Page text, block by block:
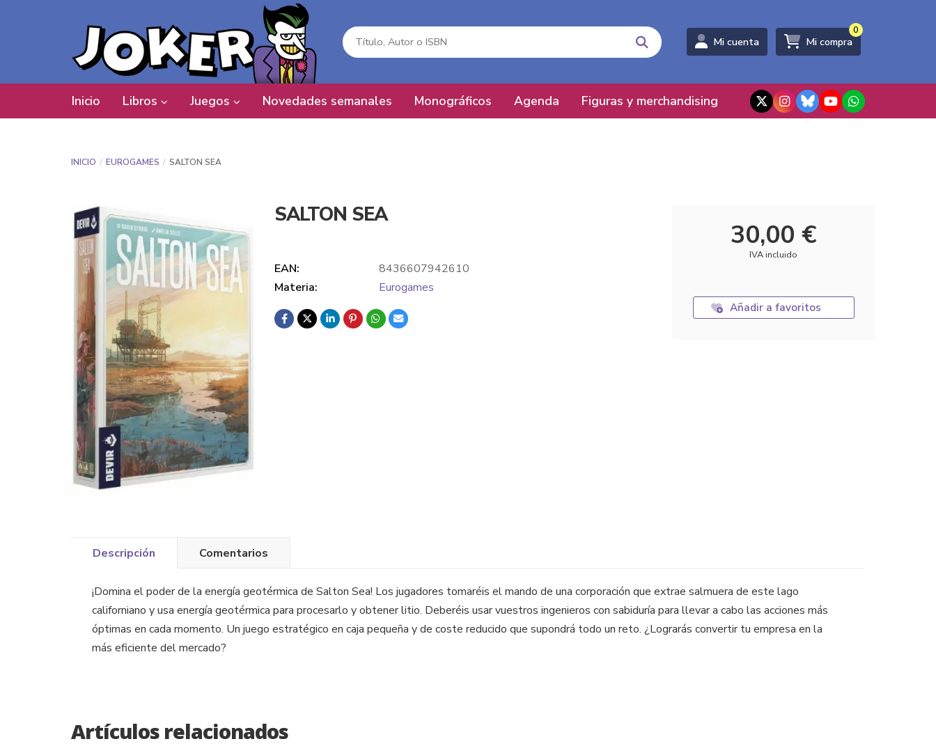
Mi cuenta Mi compra
0
Inicio Libros Juegos Novedades semanales Monográficos Agenda Figuras y merchandising
INICIO EUROGAMES SALTON SEA
SALTON SEA
EAN:
8436607942610
Materia:
Eurogames
30,00 €
IVA incluido
Añadir a favoritos
Descripción Comentarios
¡Domina el poder de la energía geotérmica de Salton Sea! Los jugadores tomaréis el mando de una corporación que extrae salmuera de este lago
californiano y usa energía geotérmica para procesarlo y obtener litio. Deberéis usar vuestros ingenieros con sabiduría para llevar a cabo las acciones más
óptimas en cada momento. Un juego estratégico en caja pequeña y de coste reducido que supondrá todo un reto. ¿Lograrás convertir tu empresa en la
más eficiente del mercado?
Artículos relacionados